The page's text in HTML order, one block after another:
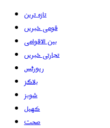
تازہ ترین
قومی خبریں
بین الاقوامی
تجارتی خبریں
رپورٹس
بلاگز
شوبز
کھیل
صحت